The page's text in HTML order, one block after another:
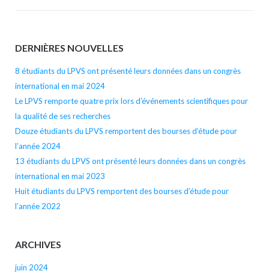
DERNIÈRES NOUVELLES
8 étudiants du LPVS ont présenté leurs données dans un congrès
international en mai 2024
Le LPVS remporte quatre prix lors d’événements scientifiques pour
la qualité de ses recherches
Douze étudiants du LPVS remportent des bourses d’étude pour
l’année 2024
13 étudiants du LPVS ont présenté leurs données dans un congrès
international en mai 2023
Huit étudiants du LPVS remportent des bourses d’étude pour
l’année 2022
ARCHIVES
juin 2024